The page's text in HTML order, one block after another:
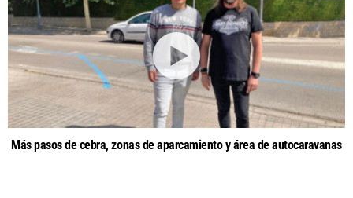
Más pasos de cebra, zonas de aparcamiento y área de autocaravanas